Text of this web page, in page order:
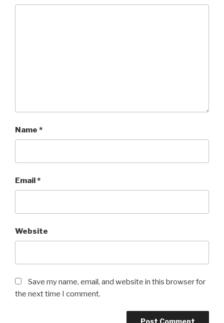
Name *
Email*
Website
Save my name, email, and website in this browser for
the next time I comment.